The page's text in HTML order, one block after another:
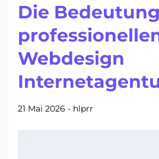
Die
Webdesign
21 Mai 2026 - hlprr